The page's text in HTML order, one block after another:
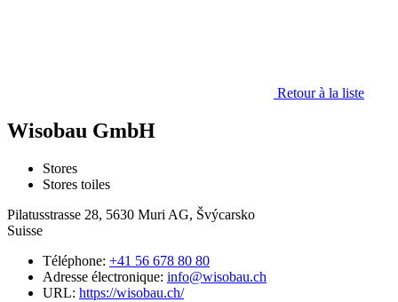
Retour à la liste
Wisobau GmbH
Stores
Stores toiles
Pilatusstrasse 28, 5630 Muri AG, Švýcarsko
Suisse
Téléphone: +41 56 678 80 80
Adresse électronique: info@wisobau.ch
URL: https://wisobau.ch/